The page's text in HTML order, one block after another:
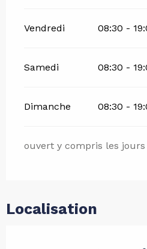
Vendredi 08:30 -
Samedi 08:30 -
Dimanche 08:30 -
ouvert y compris les jours
Localisation